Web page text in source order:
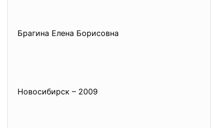
Брагина Елена Борисовна
Новосибирск – 2009